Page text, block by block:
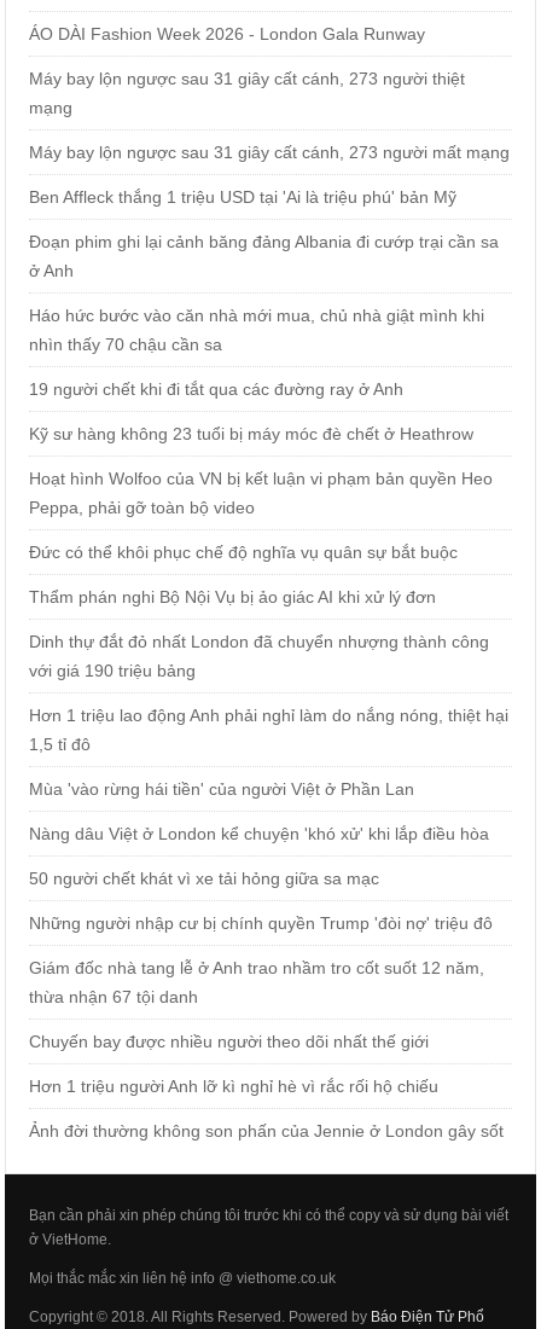
ÁO DÀI Fashion Week 2026 - London Gala Runway
Máy bay lộn ngược sau 31 giây cất cánh, 273 người thiệt
mạng
Máy bay lộn ngược sau 31 giây cất cánh, 273 người mất mạng
Ben Affleck thắng 1 triệu USD tại 'Ai là triệu phú' bản Mỹ
Đoạn phim ghi lại cảnh băng đảng Albania đi cướp trại cần sa
ở Anh
Háo hức bước vào căn nhà mới mua, chủ nhà giật mình khi
nhìn thấy 70 chậu cần sa
19 người chết khi đi tắt qua các đường ray ở Anh
Kỹ sư hàng không 23 tuổi bị máy móc đè chết ở Heathrow
Hoạt hình Wolfoo của VN bị kết luận vi phạm bản quyền Heo
Peppa, phải gỡ toàn bộ video
Đức có thể khôi phục chế độ nghĩa vụ quân sự bắt buộc
Thẩm phán nghi Bộ Nội Vụ bị ảo giác AI khi xử lý đơn
Dinh thự đắt đỏ nhất London đã chuyển nhượng thành công
với giá 190 triệu bảng
Hơn 1 triệu lao động Anh phải nghỉ làm do nắng nóng, thiệt hại
1,5 tỉ đô
Mùa 'vào rừng hái tiền' của người Việt ở Phần Lan
Nàng dâu Việt ở London kể chuyện 'khó xử' khi lắp điều hòa
50 người chết khát vì xe tải hỏng giữa sa mạc
Những người nhập cư bị chính quyền Trump 'đòi nợ' triệu đô
Giám đốc nhà tang lễ ở Anh trao nhầm tro cốt suốt 12 năm,
thừa nhận 67 tội danh
Chuyến bay được nhiều người theo dõi nhất thế giới
Hơn 1 triệu người Anh lỡ kì nghỉ hè vì rắc rối hộ chiếu
Ảnh đời thường không son phấn của Jennie ở London gây sốt
Bạn cần phải xin phép chúng tôi trước khi có thể copy và sử dụng bài viết
ở VietHome.
Mọi thắc mắc xin liên hệ info @ viethome.co.uk
Copyright © 2018. All Rights Reserved. Powered by Báo Điện Tử Phổ